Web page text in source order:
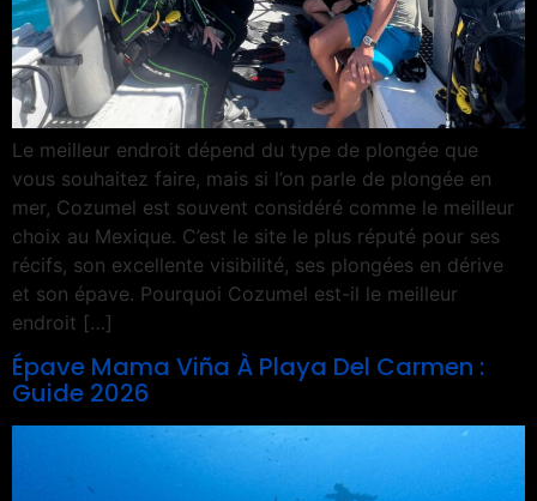
Le meilleur endroit dépend du type de plongée que
vous souhaitez faire, mais si l’on parle de plongée en
mer, Cozumel est souvent considéré comme le meilleur
choix au Mexique. C’est le site le plus réputé pour ses
récifs, son excellente visibilité, ses plongées en dérive
et son épave. Pourquoi Cozumel est-il le meilleur
endroit […]
Épave Mama Viña À Playa Del Carmen :
Guide 2026